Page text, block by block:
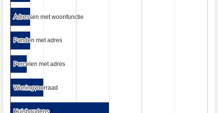
Adressen met woonfunctie
Adressen met woonfunctie
Panden met adres
Panden met adres
Percelen met adres
Percelen met adres
Woningvoorraad
Woningvoorraad
Huishoudens
Huishoudens